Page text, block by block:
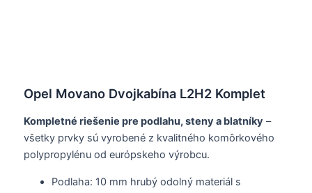
Opel Movano Dvojkabína L2H2 Komplet
Kompletné riešenie pre podlahu, steny a blatníky –
všetky prvky sú vyrobené z kvalitného komôrkového
polypropylénu od európskeho výrobcu.
Podlaha: 10 mm hrubý odolný materiál s